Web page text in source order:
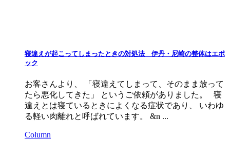
寝違えが起こってしまったときの対処法 伊丹・尼崎の整体はエポ
ック
お客さんより、 「寝違えてしまって、そのまま放って
たら悪化してきた」 というご依頼がありました。 寝
違えとは寝ているときによくなる症状であり、 いわゆ
る軽い肉離れと呼ばれています。 &n ...
Column